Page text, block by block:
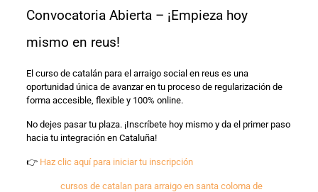
Convocatoria Abierta – ¡Empieza hoy
mismo en reus!
El curso de catalán para el arraigo social en reus es una
oportunidad única de avanzar en tu proceso de regularización de
forma accesible, flexible y 100% online.
No dejes pasar tu plaza. ¡Inscríbete hoy mismo y da el primer paso
hacia tu integración en Cataluña!
👉 Haz clic aquí para iniciar tu inscripción
cursos de catalan para arraigo en santa coloma de